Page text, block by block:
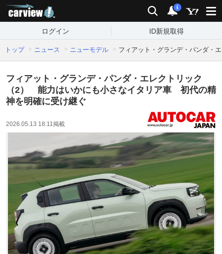
検索 通知
i
ログイン ID新規取得
トップ ニュース ニューモデル フィアット・グランデ・パンダ・
フィアット・グランデ・パンダ・エレクトリック
（2） 能力はいかにも小さなイタリア車 初代の精
神を明確に受け継ぐ
2026.05.13 18:11掲載